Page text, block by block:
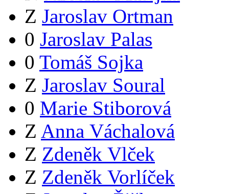
Z Jaroslav Ortman
0 Jaroslav Palas
0 Tomáš Sojka
Z Jaroslav Soural
0 Marie Stiborová
Z Anna Váchalová
Z Zdeněk Vlček
Z Zdeněk Vorlíček